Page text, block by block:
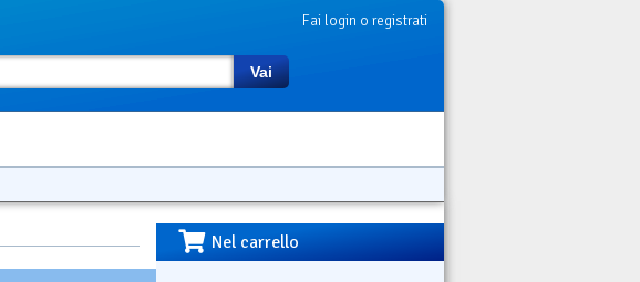
Fai login o registrati
Vai
Nel carrello